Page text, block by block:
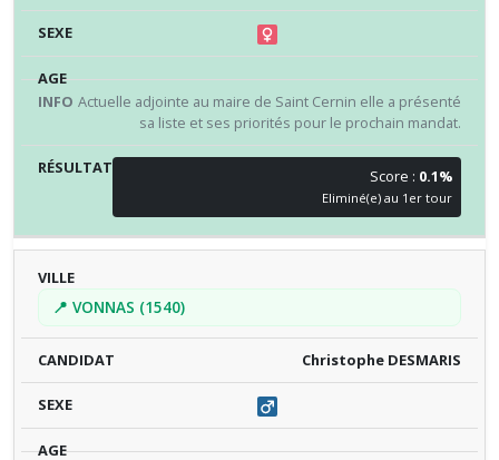
Actuelle adjointe au maire de Saint Cernin elle a présenté
sa liste et ses priorités pour le prochain mandat.
Score : 0.1%
Eliminé(e) au 1er tour
📍 VONNAS (1540)
Christophe DESMARIS